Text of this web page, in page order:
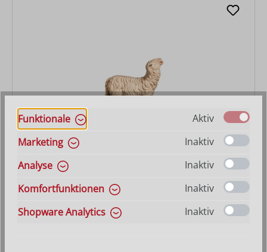
Schaf aufschauend
Varianten ab
Regulärer Preis:
74,00 €
Funktionale
Aktiv
Marketing
Inaktiv
Analyse
Inaktiv
Komfortfunktionen
Inaktiv
Shopware Analytics
Inaktiv